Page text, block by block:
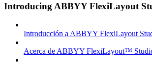
Introducing ABBYY FlexiLayout
Introducción a ABBYY FlexiLayout
Acerca de ABBYY FlexiLayout™